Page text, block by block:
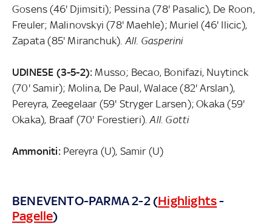
Gosens (46' Djimsiti); Pessina (78' Pasalic), De Roon,
Freuler; Malinovskyi (78' Maehle); Muriel (46' Ilicic),
Zapata (85' Miranchuk). All. Gasperini
UDINESE (3-5-2): Musso; Becao, Bonifazi, Nuytinck
(70' Samir); Molina, De Paul, Walace (82' Arslan),
Pereyra, Zeegelaar (59' Stryger Larsen); Okaka (59'
Okaka), Braaf (70' Forestieri).All. Gotti
Ammoniti: Pereyra (U), Samir (U)
BENEVENTO-PARMA 2-2 (Highlights-
Pagelle)